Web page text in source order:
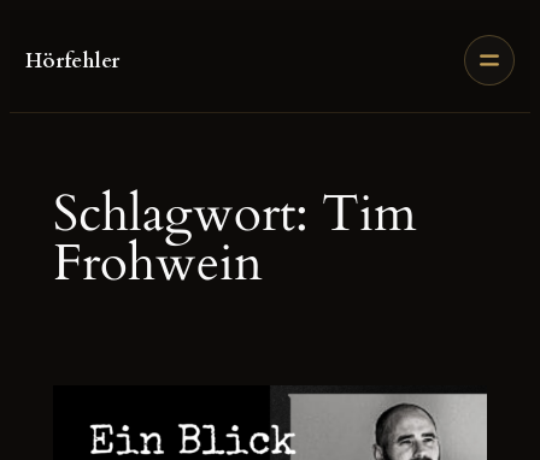
Inhalt
Hörfehler
Schlagwort: Tim
Frohwein